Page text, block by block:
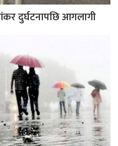
दुर्घटनापछि आगलागी